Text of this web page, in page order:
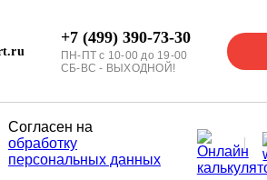
+7 (499) 390-73-30
ПН-ПТ с 10-00 до 19-00
СБ-ВС - ВЫХОДНОЙ!
Согласен на
обработку
персональных данных